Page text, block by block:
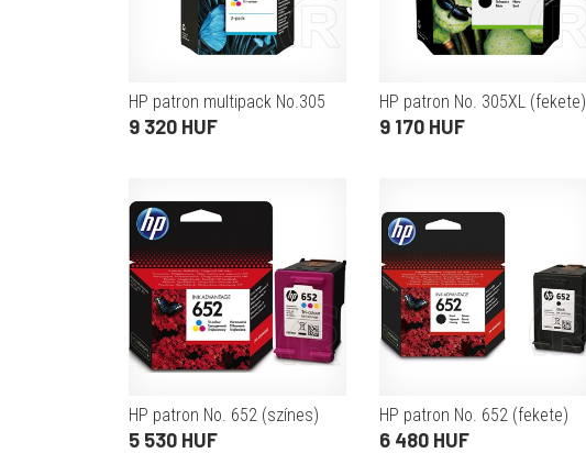
HP patron multipack No.305
9 320 HUF
HP patron No. 305XL (fekete)
9 170 HUF
HP patron No. 652 (színes)
5 530 HUF
HP patron No. 652 (fekete)
6 480 HUF